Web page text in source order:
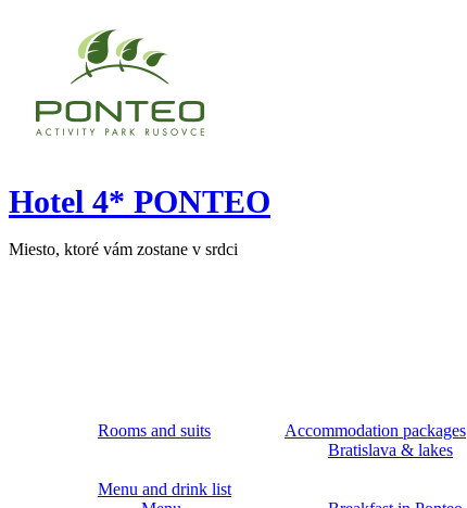
Hotel 4* PONTEO
Miesto, ktoré vám zostane v srdci
Rooms and suits
Accommodation packages
Bratislava & lakes
Menu and drink list